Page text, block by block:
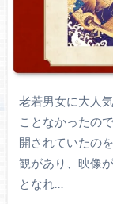
老若男女に大人
ことなかったの
開されていたの
観があり、映像
となれ…